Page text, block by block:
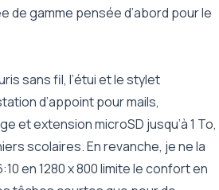
de gamme pensée d’abord pour le
sans fil, l’étui et le stylet
d’appoint pour mails,
et extension microSD jusqu’à 1 To,
scolaires. En revanche, je ne la
en 1280 x 800 limite le confort en